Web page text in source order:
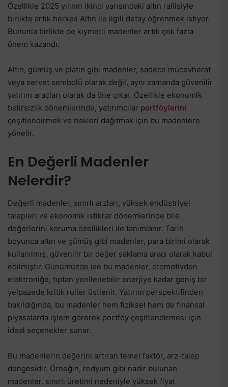
Özellikle 2025 yılının ikinci yarısındaki altın rallisiyle
birlikte artık herkes Altın ile ilgili detay öğrenmek istiyor.
Bununla birlikte de kıymetli madenler artık çok fazla
önem kazandı.
Altın, gümüş ve platin gibi madenler, sadece mücevherat
veya servet sembolü olarak değil, aynı zamanda güvenilir
yatırım araçları olarak da öne çıkar. Özellikle ekonomik
belirsizlik dönemlerinde, yatırımcılar portföylerini
çeşitlendirmek ve riskleri dağıtmak için bu madenlere
yönelir.
En Değerli Madenler
Nelerdir?
Değerli madenler, sınırlı arzları, yüksek endüstriyel
talepleri ve ekonomik istikrar dönemlerinde bile
değerlerini koruma özellikleri ile tanımlanır. Tarih
boyunca altın ve gümüş gibi madenler, para birimi olarak
kullanılmış, güvenilir bir değer saklama aracı olarak kabul
edilmiştir. Günümüzde ise bu madenler, otomotivden
elektroniğe, tıptan yenilenebilir enerjiye kadar geniş bir
yelpazede kritik roller üstlenir. Yatırım perspektifinden
bakıldığında, bu madenler hem fiziksel hem de finansal
piyasalarda işlem görerek portföy çeşitlendirmesi için
ideal seçenekler sunar.
Bu madenlerin değerini artıran temel faktör, arz-talep
dengesidir. Örneğin, rodyum gibi nadir bulunan
madenler, sınırlı üretimi nedeniyle yüksek fiyat